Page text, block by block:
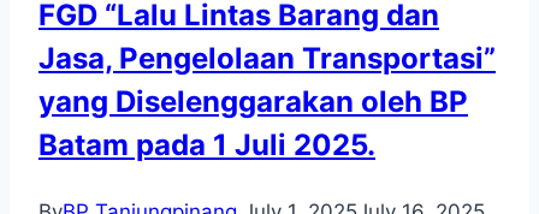
Rangka
HUT
ke-
80
Republik
Indonesia
FGD “Lalu Lintas Barang dan
Jasa, Pengelolaan Transportasi”
yang Diselenggarakan oleh BP
Batam pada 1 Juli 2025.